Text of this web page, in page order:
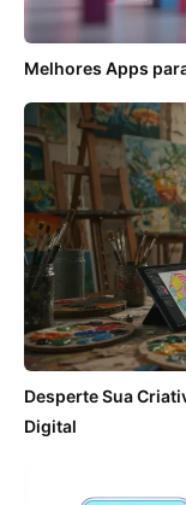
Melhores Apps
Desperte Sua
Digital